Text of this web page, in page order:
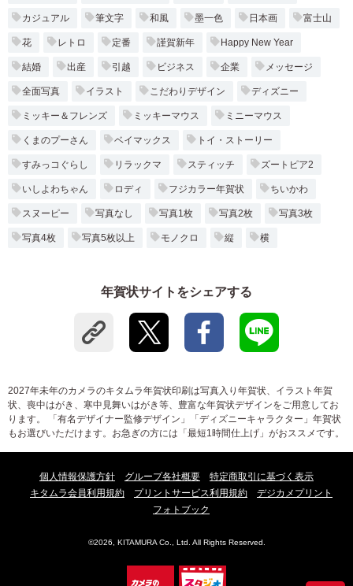
カジュアル 筆文字 和風 墨一色 日本画 富士山
花 レトロ 定番 謹賀新年 Happy New Year
結婚 出産 引越 ビジネス 企業 メッセージ
全面写真 イラスト こだわりデザイン ディズニー
ミッキー＆フレンズ ミッキーマウス ミニーマウス
くまのプーさん ベイマックス トイ・ストーリー
すみっコぐらし リラックマ スティッチ ズートピア2
いしよわちゃん ロディ フジカラー年賀状 ちいかわ
スヌーピー 写真なし 写真1枚 写真2枚 写真3枚
写真4枚 写真5枚以上 モノクロ 縦 横
年賀状サイトをシェアする
2027年未年のカメラのキタムラ年賀状印刷は写真入り年賀状、イラスト年賀
状、喪中はがき、寒中見舞いはがき等、豊富な年賀状デザインをご用意してお
ります。 「有名デザイナー監修デザイン」「ディズニーキャラクター」年賀状
もお選びいただけます。お急ぎの方には「最短1時間仕上げ」がおススメです。
個人情報保護方針 グループ各社概要
特定商取引に基づく表示
キタムラ会員利用規約
プリントサービス利用規約
デジカメプリント
フォトブック
©2026, KITAMURA Co., Ltd. All Rights Reserved.